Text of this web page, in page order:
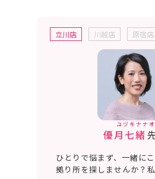
立川店 川越店 原宿店
ユヅキナナオ
優月七緒
ひとりで悩まず、一緒に
拠り所を探しませんか？